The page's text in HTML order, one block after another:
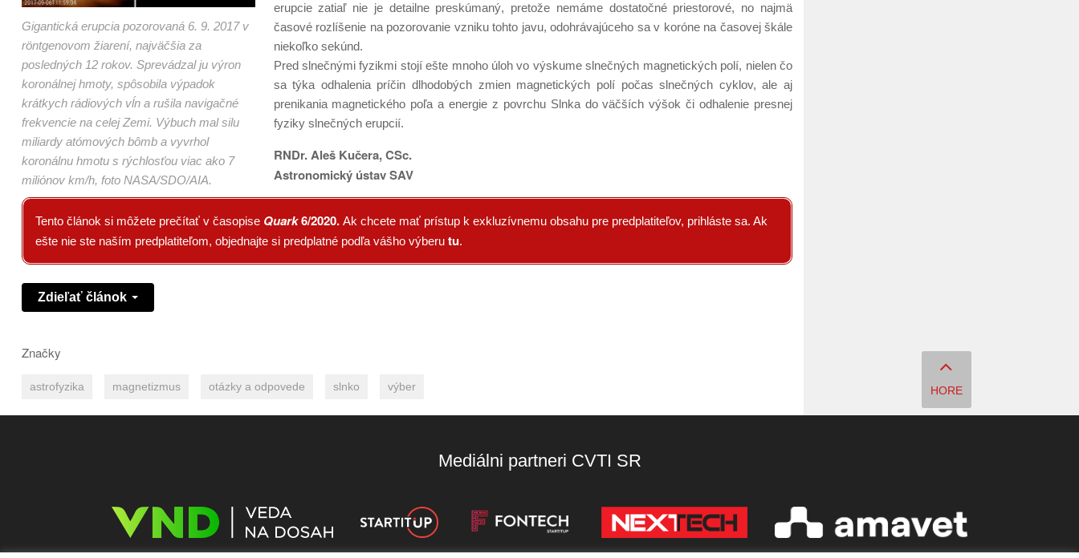
Gigantická erupcia pozorovaná 6. 9. 2017 v
röntgenovom žiarení, najväčšia za
posledných 12 rokov. Sprevádzal ju výron
koronálnej hmoty, spôsobila výpadok
krátkych rádiových vĺn a rušila navigačné
frekvencie na celej Zemi. Výbuch mal silu
miliardy atómových bômb a vyvrhol
koronálnu hmotu s rýchlosťou viac ako 7
miliónov km/h, foto NASA/SDO/AIA.
erupcie zatiaľ nie je detailne preskúmaný, pretože nemáme dostatočné priestorové, no najmä
časové rozlíšenie na pozorovanie vzniku tohto javu, odohrávajúceho sa v koróne na časovej škále
niekoľko sekúnd.
Pred slnečnými fyzikmi stojí ešte mnoho úloh vo výskume slnečných magnetických polí, nielen čo
sa týka odhalenia príčin dlhodobých zmien magnetických polí počas slnečných cyklov, ale aj
prenikania magnetického poľa a energie z povrchu Slnka do väčších výšok či odhalenie presnej
fyziky slnečných erupcií.
RNDr. Aleš Kučera, CSc.
Astronomický ústav SAV
Tento článok si môžete prečítať v časopise Quark6/2020. Ak chcete mať prístup k exkluzívnemu obsahu pre predplatiteľov, prihláste sa. Ak
ešte nie ste naším predplatiteľom, objednajte si predplatné podľa vášho výberu tu.
Zdieľať článok
Značky
astrofyzika magnetizmus otázky a odpovede slnko výber HORE
Mediálni partneri CVTI SR